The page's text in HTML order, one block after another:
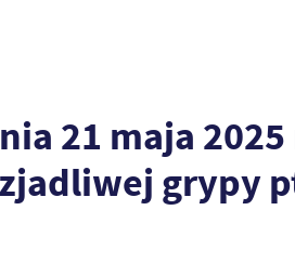
21 maja
grypy